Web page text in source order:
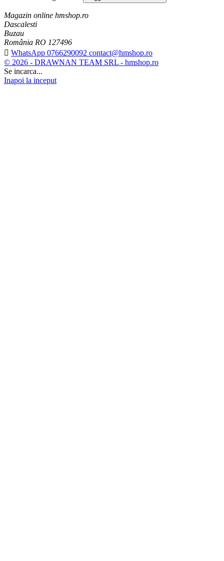
Magazin online hmshop.ro
Dascalesti
Buzau
România RO 127496
 WhatsApp 0766290092 contact@hmshop.ro
© 2026 - DRAWNAN TEAM SRL - hmshop.ro
Se incarca...
Inapoi la inceput